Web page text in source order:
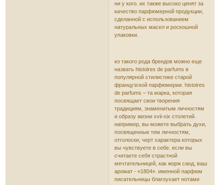
ни у кого. их также высоко ценят за
качество парфюмерной продукции,
сделанной с использованием
натуральных масел и роскошной
упаковки.
из такого рода брендов можно еще
назвать histoires de parfums в
популярной стилистике старой
французской парфюмерии. histoires
de parfums – та марка, которая
посвящает свои творения
традициям, знаменитым личностям
и образу жизни xvii-xix столетий.
например, вы можете выбрать духи,
посвященные тем личностям,
отголоски, черт характера которых
вы чувствуете в себе. если вы
считаете себя страстной
мечтательницей, как жорж санд, ваш
аромат - «1804». именной парфюм
писательницы благоухает нотами